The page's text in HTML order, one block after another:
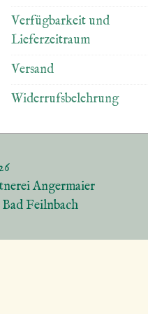
Verfügbarkeit und
Lieferzeitraum
Versand
Widerrufsbelehrung
Angermaier
Bad Feilnbach